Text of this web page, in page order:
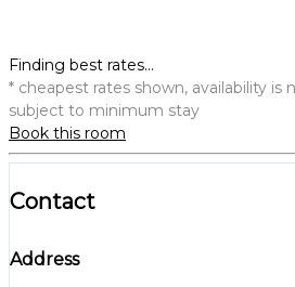
Finding best rates...
* cheapest rates shown, availability is
subject to minimum stay
Book this room
Contact
Address